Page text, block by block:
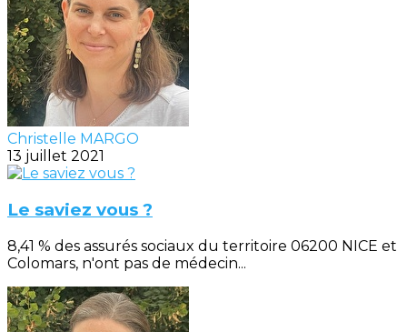
Christelle MARGO
13 juillet 2021
Le saviez vous ?
8,41 % des assurés sociaux du territoire 06200 NICE et
Colomars, n'ont pas de médecin...